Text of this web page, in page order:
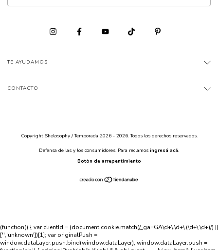
TE AYUDAMOS
CONTACTO
Copyright Shelosophy / Temporada 2026 - 2026. Todos los derechos reservados.
Defensa de las y los consumidores. Para reclamos ingresá acá.
Botón de arrepentimiento
(function() { var clientId = (document.cookie.match(/_ga=GA\d+\.\d+\.(\d+\.\d+)/) ||
['','unknown'])[1]; var originalPush =
window.dataLayer.push.bind(window.dataLayer); window.dataLayer.push =